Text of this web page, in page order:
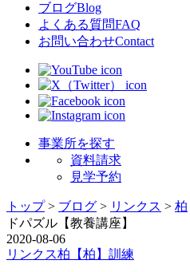
ブログBlog
よくある質問FAQ
お問い合わせContact
事業所を探す
資料請求
見学予約
トップ> ブログ > リンクス > 柏
ドパズル【教養講座】
2020-08-06
リンクス柏 【柏】訓練